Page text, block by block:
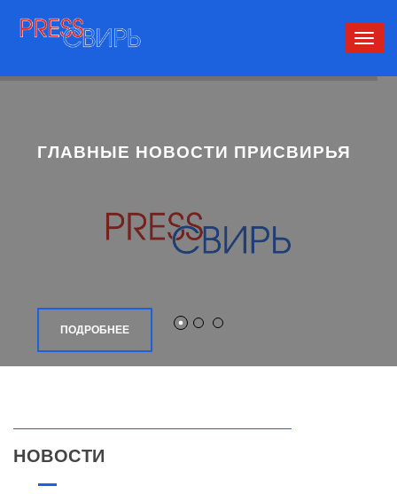
ГЛАВНЫЕ НОВОСТИ ПРИСВИРЬЯ
ПОДРОБНЕЕ
НОВОСТИ